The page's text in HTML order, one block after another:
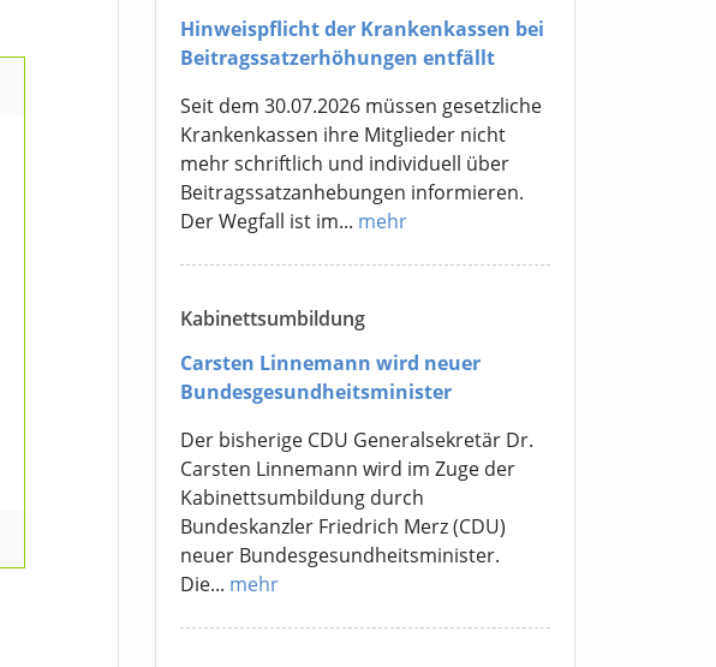
Hinweispflicht der Krankenkassen bei
Beitragssatzerhöhungen entfällt
Seit dem 30.07.2026 müssen gesetzliche
Krankenkassen ihre Mitglieder nicht
mehr schriftlich und individuell über
Beitragssatzanhebungen informieren.
Der Wegfall ist im... mehr
Kabinettsumbildung
Carsten Linnemann wird neuer
Bundesgesundheitsminister
Der bisherige CDU Generalsekretär Dr.
Carsten Linnemann wird im Zuge der
Kabinettsumbildung durch
Bundeskanzler Friedrich Merz (CDU)
neuer Bundesgesundheitsminister.
Die... mehr